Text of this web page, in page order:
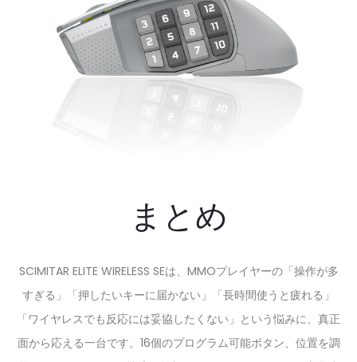
まとめ
SCIMITAR ELITE WIRELESS SEは、MMOプレイヤーの「操作が多
すぎる」「押したいキーに届かない」「長時間使うと疲れる」
「ワイヤレスでも反応には妥協したくない」という悩みに、真正
面から応える一台です。16個のプログラム可能ボタン、位置を調